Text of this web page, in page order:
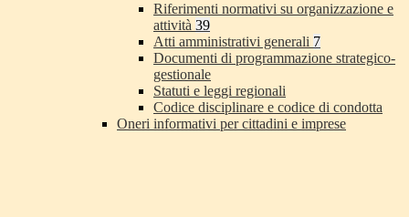
Riferimenti normativi su organizzazione e
attività 39
Atti amministrativi generali 7
Documenti di programmazione strategico-
gestionale
Statuti e leggi regionali
Codice disciplinare e codice di condotta
Oneri informativi per cittadini e imprese